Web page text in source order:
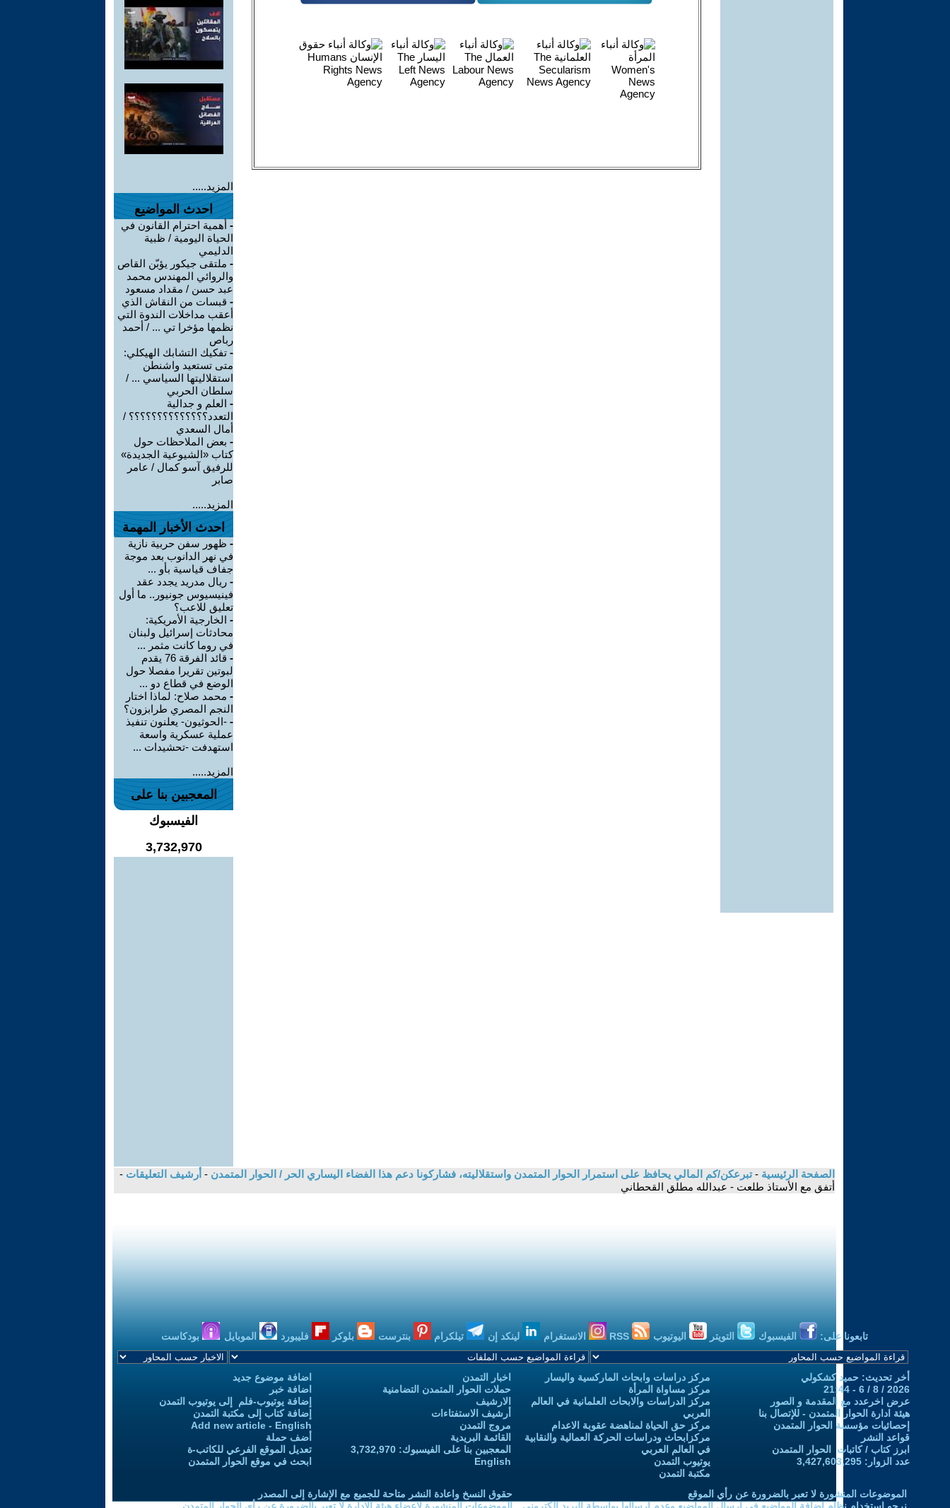
المزيد.....
احدث المواضيع
- أهمية احترام القانون في
الحياة اليومية / ظبية
الدليمي
- ملتقى جيكور يؤبّن القاص
والروائي المهندس محمد
عبد حسن / مقداد مسعود
- قبسات من النقاش الذي
أعقب مداخلات الندوة التي
نظمها مؤخرا تي ... / أحمد
رباص
- تفكيك التشابك الهيكلي:
متى تستعيد واشنطن
استقلاليتها السياسي ... /
سلطان الحربي
- العلم و جدالية
التعدد؟؟؟؟؟؟؟؟؟؟؟؟؟؟ /
أمال السعدي
- بعض الملاحظات حول
كتاب «الشيوعية الجديدة»
للرفيق آسو كمال / عامر
صابر
المزيد.....
احدث الأخبار المهمة
- ظهور سفن حربية نازية
في نهر الدانوب بعد موجة
جفاف قياسية بأو ...
- ريال مدريد يجدد عقد
فينيسيوس جونيور.. ما أول
تعليق للاعب؟
- الخارجية الأمريكية:
محادثات إسرائيل ولبنان
في روما كانت مثمر ...
-
قائد الفرقة 76 يقدم
لبوتين تقريرا مفصلا حول
الوضع في قطاع دو ...
- محمد صلاح: لماذا اختار
النجم المصري طرابزون؟
- -الحوثيون- يعلنون تنفيذ
عملية عسكرية واسعة
استهدفت -تحشيدات ...
المزيد.....
المعجبين بنا على
الفيسبوك
3,732,970
الصفحة الرئيسية -تبرعكن/كم المالي يحافظ على استمرار الحوار المتمدن واستقلاليته، فشاركونا دعم هذا الفضاء اليساري الحر / الحوار المتمدن - أرشيف التعليقات -
أتفق مع الأستاذ طلعت - عبدالله مطلق القحطاني
تابعونا على: الفيسبوك التويتر اليوتيوب الانستغرام لينكد إن تيلكرام بنترست بلوكر فليبورد الموبايل بودكاست
أخر تحديث: حميد كشكولي
2026 / 8 / 6 - 21:44
عرض اخرعدد مع المقدمة و الصور
هيئة ادارة الحوار المتمدن - للإتصال بنا
إحصائيات مؤسسة الحوار المتمدن
قواعد النشر
ابرز كتاب / كاتبات الحوار المتمدن
عدد الزوار: 3,427,603,295
مركز دراسات وابحاث الماركسية واليسار
مركز مساواة المرأة
مركز الدراسات والابحاث العلمانية في العالم
العربي
مركز حق الحياة لمناهضة عقوبة الاعدام
مركزابحاث ودراسات الحركة العمالية والنقابية
في العالم العربي
يوتيوب التمدن
مكتبة التمدن
اخبار التمدن
حملات الحوار المتمدن التضامنية
الارشيف
أرشيف الاستفتاءات
مروج التمدن
القائمة البريدية
المعجبين بنا على الفيسبوك: 3,732,970
English
اضافة موضوع جديد
اضافة خبر
إضافة يوتيوب-فلم إلى يوتيوب التمدن
إضافة كتاب إلى مكتبة التمدن
Add new article - English
أضف حملة
تعديل الموقع الفرعي للكاتب-ة
ابحث في موقع الحوار المتمدن
الموضوعات المنشورة لا تعبر بالضرورة عن رأي الموقع
حقوق النسخ واعادة النشر متاحة للجميع مع الإشارة إلى المصدر